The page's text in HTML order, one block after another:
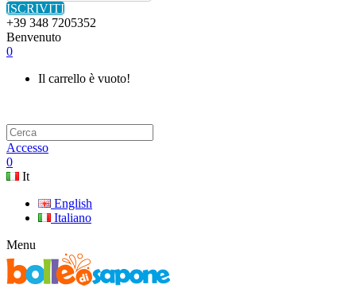
ISCRIVITI
+39 348 7205352
Benvenuto
0
Il carrello è vuoto!
Accesso
0
It
English
Italiano
Menu